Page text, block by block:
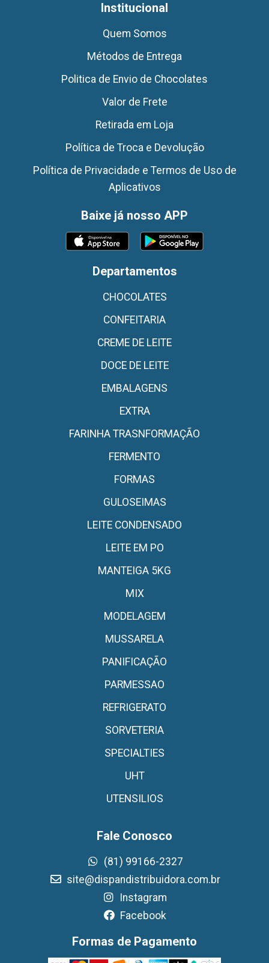
Institucional
Quem Somos
Métodos de Entrega
Politica de Envio de Chocolates
Valor de Frete
Retirada em Loja
Política de Troca e Devolução
Política de Privacidade e Termos de Uso de
Aplicativos
Baixe já nosso APP
Departamentos
CHOCOLATES
CONFEITARIA
CREME DE LEITE
DOCE DE LEITE
EMBALAGENS
EXTRA
FARINHA TRASNFORMAÇÃO
FERMENTO
FORMAS
GULOSEIMAS
LEITE CONDENSADO
LEITE EM PO
MANTEIGA 5KG
MIX
MODELAGEM
MUSSARELA
PANIFICAÇÃO
PARMESSAO
REFRIGERATO
SORVETERIA
SPECIALTIES
UHT
UTENSILIOS
Fale Conosco
(81) 99166-2327
site@dispandistribuidora.com.br
Instagram
Facebook
Formas de Pagamento